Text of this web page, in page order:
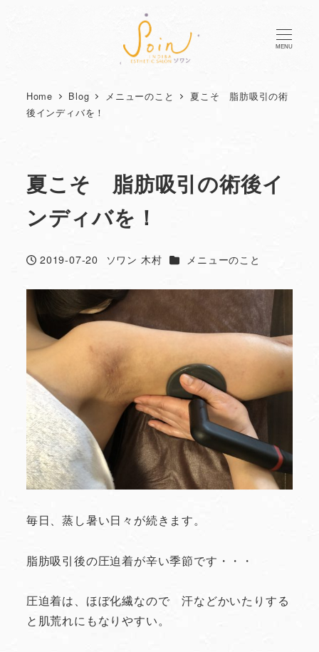
MENU
Home Blog メニューのこと
夏こそ 脂肪吸引の術
後インディバを！
夏こそ 脂肪吸引の術後イ
ンディバを！
投稿日
2019-07-20
著
ソワン 木村 カテゴリー
メニューのこと
毎日、蒸し暑い日々が続きます。
脂肪吸引後の圧迫着が辛い季節です・・・
圧迫着は、ほぼ化繊なので 汗などかいたりする
と肌荒れにもなりやすい。